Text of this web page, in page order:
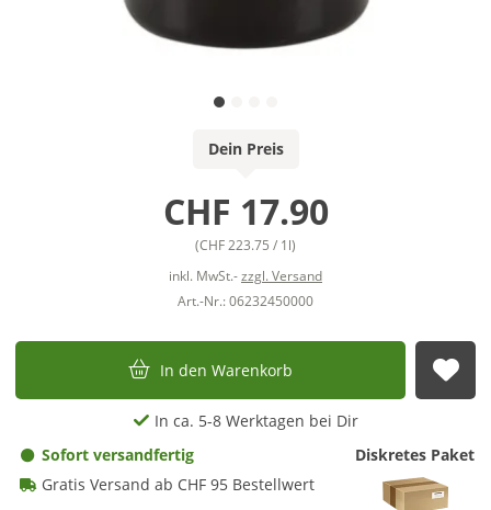
Dein Preis
CHF 17.90
(CHF 223.75 / 1l)
inkl. MwSt.-zzgl. Versand
Art.-Nr.: 06232450000
In den Warenkorb
In ca. 5-8 Werktagen bei Dir
Sofort versandfertig
Gratis Versand ab CHF 95 Bestellwert
Diskretes Paket